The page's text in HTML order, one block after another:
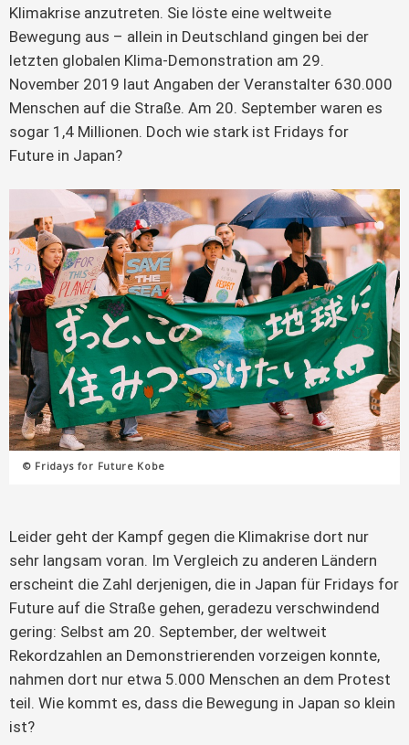
Klimakrise anzutreten. Sie löste eine weltweite
Bewegung aus – allein in Deutschland gingen bei der
letzten globalen Klima-Demonstration am 29.
November 2019 laut Angaben der Veranstalter 630.000
Menschen auf die Straße. Am 20. September waren es
sogar 1,4 Millionen. Doch wie stark ist Fridays for
Future in Japan?
© Fridays for Future Kobe
Leider geht der Kampf gegen die Klimakrise dort nur
sehr langsam voran. Im Vergleich zu anderen Ländern
erscheint die Zahl derjenigen, die in Japan für Fridays for
Future auf die Straße gehen, geradezu verschwindend
gering: Selbst am 20. September, der weltweit
Rekordzahlen an Demonstrierenden vorzeigen konnte,
nahmen dort nur etwa 5.000 Menschen an dem Protest
teil. Wie kommt es, dass die Bewegung in Japan so klein
ist?